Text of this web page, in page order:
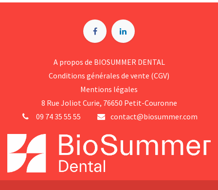
A p​ropos de BIOSUMMER DENTAL
Conditions générales d​e vente (CGV)
Mentions légales
8 Rue Jol​iot Curie, 76650 Petit-Couronne
09 74 35 55 55
contact@biosummer.com